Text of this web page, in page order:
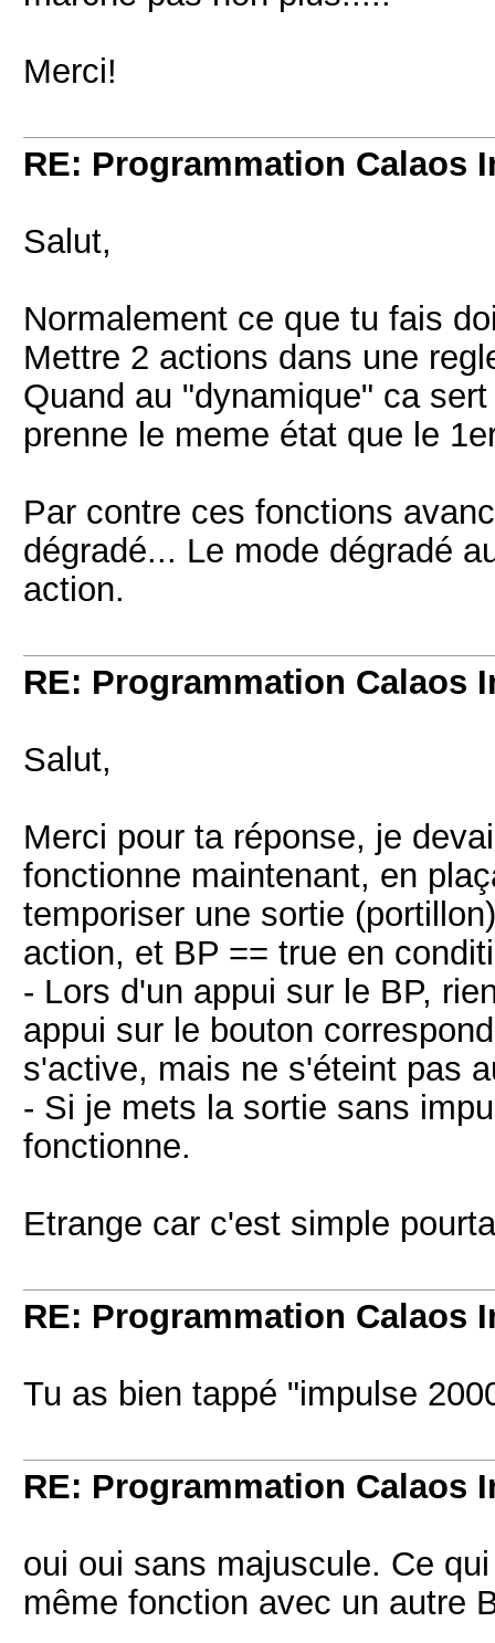
Merci!
RE: Programmation Calaos
Salut,
Normalement ce que tu fais
Mettre 2 actions dans une
Quand au "dynamique" ca
prenne le meme état que le
Par contre ces fonctions
dégradé... Le mode dégradé
action.
RE: Programmation Calaos
Salut,
Merci pour ta réponse, je
fonctionne maintenant, en
temporiser une sortie
action, et BP == true en
- Lors d'un appui sur le BP,
appui sur le bouton
s'active, mais ne s'éteint pas
- Si je mets la sortie sans
fonctionne.
Etrange car c'est simple
RE: Programmation Calaos
Tu as bien tappé "impulse
RE: Programmation Calaos
oui oui sans majuscule. Ce
même fonction avec un autre